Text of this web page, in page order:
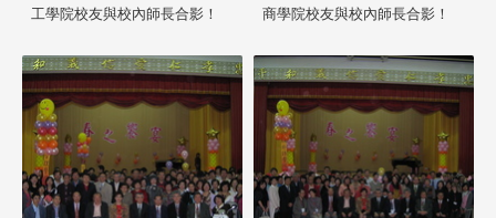
工學院校友與校內師長合影！ 商學院校友與校內師長合影！